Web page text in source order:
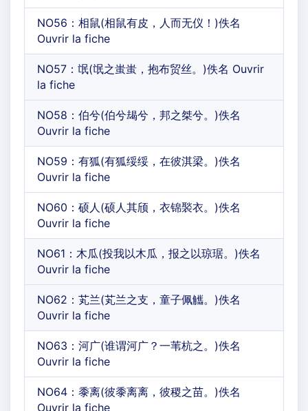
NO56：相鼠(相鼠有皮，人而无仪！)佚名
Ouvrir la fiche
NO57：氓(氓之蚩蚩，抱布贸丝。)佚名 Ouvrir
la fiche
NO58：伯兮(伯兮朅兮，邦之桀兮。)佚名
Ouvrir la fiche
NO59：有狐(有狐绥绥，在彼淇梁。)佚名
Ouvrir la fiche
NO60：硕人(硕人其颀，衣锦褧衣。)佚名
Ouvrir la fiche
NO61：木瓜(投我以木瓜，报之以琼琚。)佚名
Ouvrir la fiche
NO62：芄兰(芄兰之支，童子佩觿。)佚名
Ouvrir la fiche
NO63：河广(谁谓河广？一苇杭之。)佚名
Ouvrir la fiche
NO64：黍离(彼黍离离，彼稷之苗。)佚名
Ouvrir la fiche